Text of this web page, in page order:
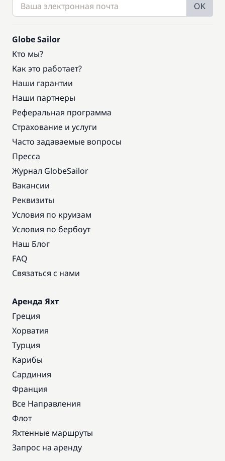
OK
Globe Sailor
Кто мы?
Как это работает?
Наши гарантии
Наши партнеры
Реферальная программа
Страхование и услуги
Часто задаваемые вопросы
Пресса
Журнал GlobeSailor
Вакансии
Реквизиты
Условия по круизам
Условия по бербоут
Наш Блог
FAQ
Связаться с нами
Аренда Яхт
Греция
Хорватия
Турция
Карибы
Сардиния
Франция
Все Направления
Флот
Яхтенные маршруты
Запрос на аренду